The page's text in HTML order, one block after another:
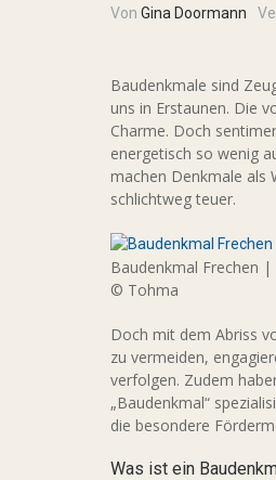
Von Gina Doormann
Baudenkmale sind
uns in Erstaunen. Die
Charme. Doch
energetisch so wenig
machen Denkmale als
schlichtweg teuer.
Baudenkmal Frechen |
© Tohma
Doch mit dem Abriss
zu vermeiden,
verfolgen. Zudem
„Baudenkmal“
die besondere
Was ist ein